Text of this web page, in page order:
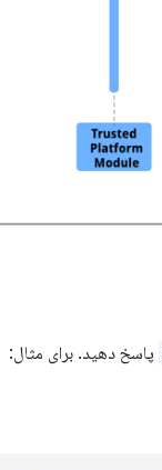
پاسخ دهید. برای مثال: